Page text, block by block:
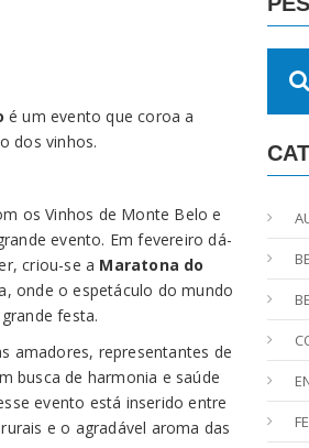
é um evento que coroa a
dos vinhos.
os Vinhos de Monte Belo e
evento. Em fevereiro dá-
criou-se a Maratona do
onde o espetáculo do mundo
festa.
amadores, representantes de
busca de harmonia e saúde
evento está inserido entre
e o agradável aroma das